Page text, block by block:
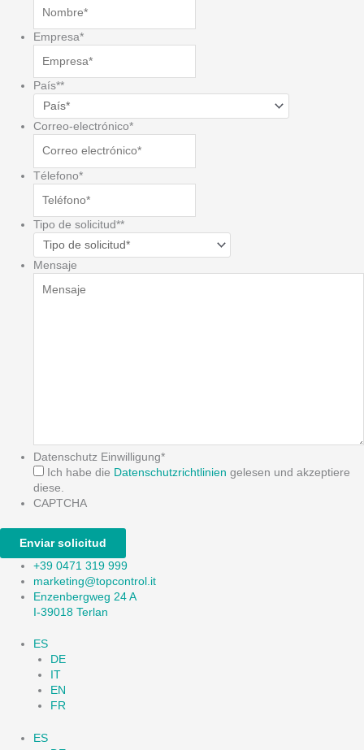
Empresa*
País**
Correo-electrónico*
Télefono*
Tipo de solicitud**
Mensaje
Datenschutz Einwilligung*
Ich habe die Datenschutzrichtlinien gelesen und akzeptiere
diese.
CAPTCHA
+39 0471 319 999
marketing@topcontrol.it
Enzenbergweg 24 A
I-39018 Terlan
ES
DE
IT
EN
FR
ES